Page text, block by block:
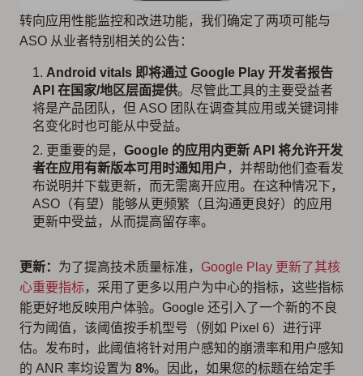
转向应用性能监控和改进功能，我们确定了两项可能与
ASO 从业者特别相关的公告：
Android vitals 即将通过 Google Play 开发者报告
API 在国家/地区层面提供。尽管此工具的主要受益者
将是产品团队，但 ASO 团队在调查其应用或关键词排
名变化时也可能从中受益。
更重要的是， Google 的应用内更新 API 将允许开发
者在应用有新版本可用时通知用户 ，并帮助他们查看发
布说明并下载更新，而无需离开应用。在这种情况下，
ASO（有望）能够从更频繁（且沟通更良好）的应用
更新中受益，从而提高留存率。
更新： 为了提高技术质量标准， Google Play 更新了其核
心重要指标，采用了更多以用户为中心的指标，这些指标
能更好地反映用户体验。Google 还引入了一个新的不良
行为阈值，该阈值按手机型号（例如 Pixel 6）进行评
估。发布时，此阈值将针对用户感知的崩溃率和用户感知
的 ANR 率均设置为 8%。因此，如果您的标题在给定手